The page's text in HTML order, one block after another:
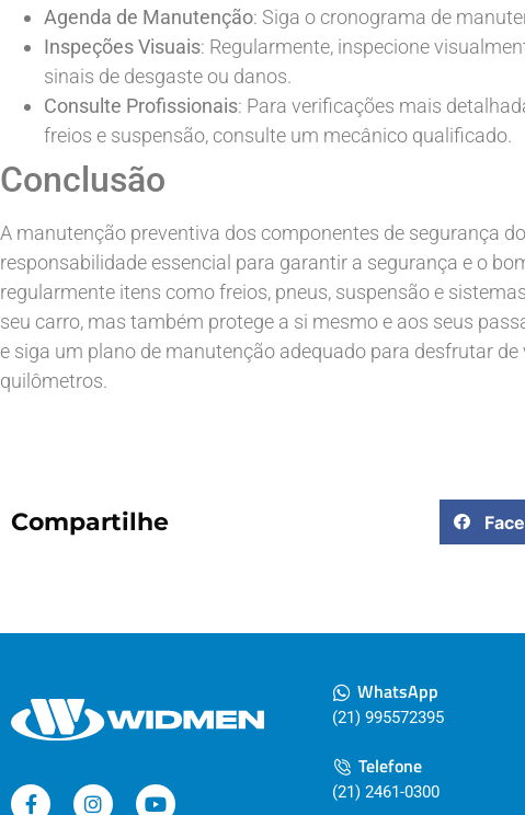
Agenda de Manutenção: Siga o cronograma de
Inspeções Visuais: Regularmente, inspecione
sinais de desgaste ou danos.
Consulte Profissionais: Para verificações mais
freios e suspensão, consulte um mecânico qualificado.
Conclusão
A manutenção preventiva dos componentes de segurança
responsabilidade essencial para garantir a segurança e o
regularmente itens como freios, pneus, suspensão e
seu carro, mas também protege a si mesmo e aos seus
e siga um plano de manutenção adequado para desfrutar
quilômetros.
Compartilhe
WhatsApp
(21) 995572395
Telefone
(21) 2461-0300